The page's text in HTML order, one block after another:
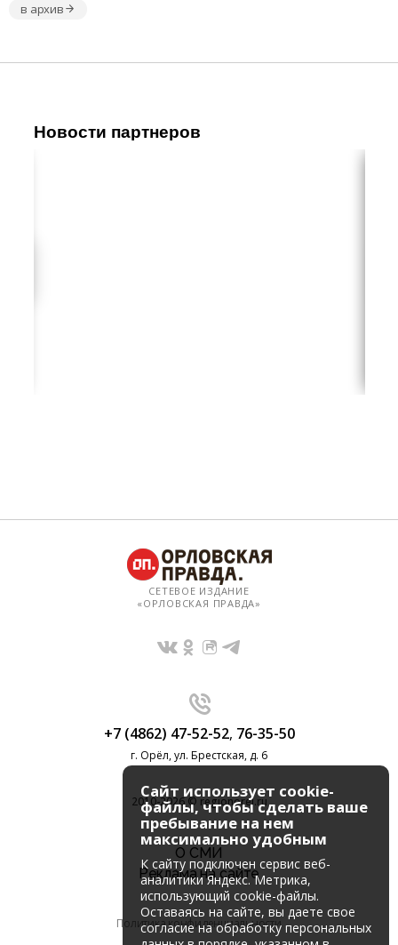
в архив
Новости партнеров
СЕТЕВОЕ ИЗДАНИЕ
«ОРЛОВСКАЯ ПРАВДА»
+7 (4862) 47-52-52, 76-35-50
г. Орёл, ул. Брестская, д. 6
2010-2026 © regionorel.ru
О СМИ
Реклама на сайте
Политика конфиденциальности
Сайт использует cookie-
файлы, чтобы сделать ваше
пребывание на нем
максимально удобным
К cайту подключен сервис веб-
аналитики Яндекс. Метрика,
использующий cookie-файлы.
Оставаясь на сайте, вы даете свое
согласие на обработку персональных